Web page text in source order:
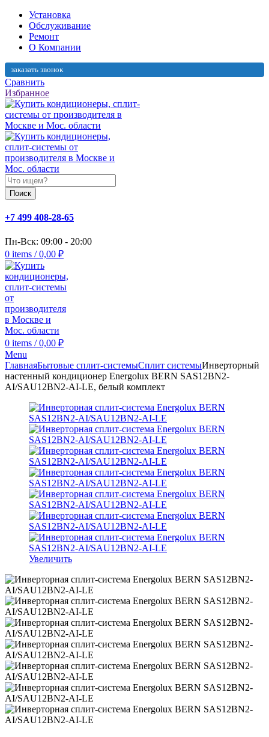
Установка
Обслуживание
Ремонт
О Компании
заказать звонок
Сравнить
Избранное
Поиск
+7 499 408-28-65
Пн-Вск: 09:00 - 20:00
0 items / 0,00 ₽
0 items / 0,00 ₽
Menu
ГлавнаяБытовые сплит-системыСплит системыИнверторный
настенный кондиционер Energolux BERN SAS12BN2-
AI/SAU12BN2-AI-LE, белый комплект
Увеличить